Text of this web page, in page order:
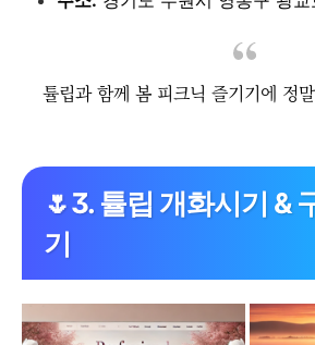
튤립과 함께 봄 피크닉 즐기기에 정
🌷3. 튤립 개화시기 &
기